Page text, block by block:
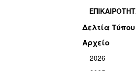
Δελτία Τύπου
Αρχείο
2026